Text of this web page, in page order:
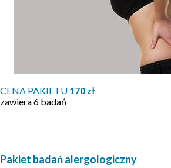
CENA PAKIETU 170 zł
zawiera 6 badań
Pakiet badań alergologiczny